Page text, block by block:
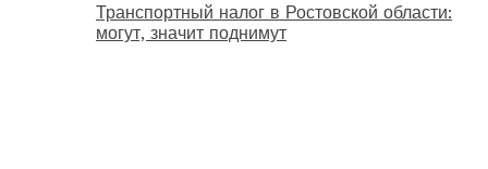
Транспортный налог в Ростовской области:
могут, значит поднимут